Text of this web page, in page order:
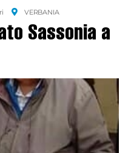
VERBANIA
Sassonia a